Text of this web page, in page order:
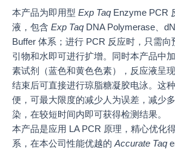
本产品为即用型 Exp Taq Enzyme PCR
液，包含 Exp Taq DNA Polymerase、
Buffer 体系；进行 PCR 反应时，只需向
引物和水即可进行扩增。同时本产品中
素试剂（蓝色和黄色色素），反应液呈
结束后可直接进行琼脂糖凝胶电泳。这
便，可最大限度的减少人为误差，减少
染，在较短时间内即可获得检测结果。
本产品是应用 LA PCR 原理，精心优化
系，在本公司性能优越的 Accurate Taq